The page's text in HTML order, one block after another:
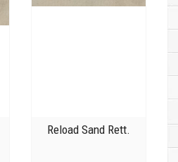
Reload Sand Rett.